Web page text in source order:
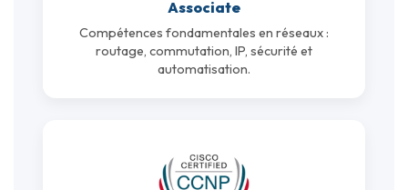
Associate
Compétences fondamentales en réseaux :
routage, commutation, IP, sécurité et
automatisation.